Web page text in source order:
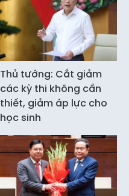
Thủ tướng: Cắt giảm
các kỳ thi không cần
thiết, giảm áp lực cho
học sinh